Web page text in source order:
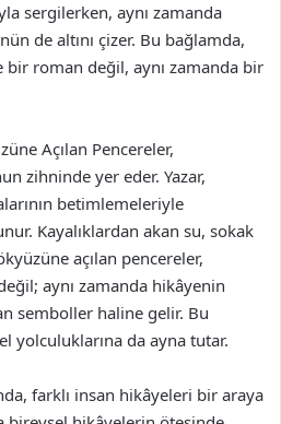
sergilerken, aynı zamanda
de altını çizer. Bu bağlamda,
bir roman değil, aynı zamanda bir
Açılan Pencereler,
zihninde yer eder. Yazar,
betimlemeleriyle
Kayalıklardan akan su, sokak
açılan pencereler,
aynı zamanda hikâyenin
semboller haline gelir. Bu
yolculuklarına da ayna tutar.
farklı insan hikâyeleri bir araya